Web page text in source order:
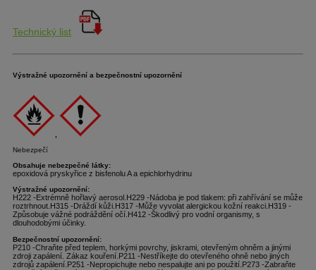
Technický list
Výstražné upozornění a bezpečnostní upozornění
Nebezpečí
Obsahuje nebezpečné látky:
epoxidová pryskyřice z bisfenolu A a epichlorhydrinu
Výstražné upozornění:
H222 -Extrémně hořlavý aerosol. H229 -Nádoba je pod tlakem: při zahřívání se může
roztrhnout. H315 -Dráždí kůži. H317 -Může vyvolat alergickou kožní reakci. H319 -
Způsobuje vážné podráždění očí. H412 -Škodlivý pro vodní organismy, s
dlouhodobými účinky.
Bezpečnostní upozornění:
P210 -Chraňte před teplem, horkými povrchy, jiskrami, otevřeným ohněm a jinými
zdroji zapálení. Zákaz kouření. P211 -Nestříkejte do otevřeného ohně nebo jiných
zdrojů zapálení. P251 -Nepropichujte nebo nespalujte ani po použití. P273 -Zabraňte